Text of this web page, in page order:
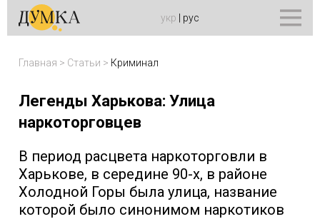
укр рус
Главная > Статьи > Криминал
Легенды Харькова: Улица
наркоторговцев
В период расцвета наркоторговли в
Харькове, в середине 90-х, в районе
Холодной Горы была улица, название
которой было синонимом наркотиков